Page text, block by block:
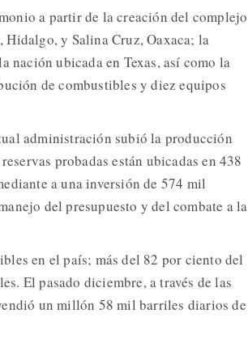
a partir de la creación del complejo
Hidalgo, y Salina Cruz, Oaxaca; la
nación ubicada en Texas, así como la
de combustibles y diez equipos
administración subió la producción
probadas están ubicadas en 438
a una inversión de 574 mil
del presupuesto y del combate a la
en el país; más del 82 por ciento del
El pasado diciembre, a través de las
un millón 58 mil barriles diarios de